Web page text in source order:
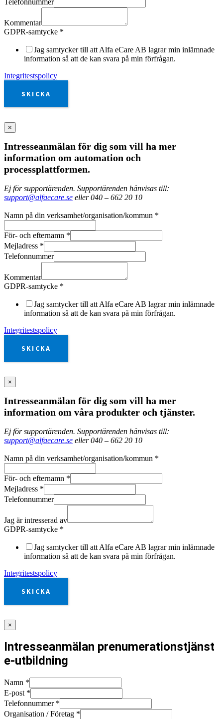
Kommentar
GDPR-samtycke *
Jag samtycker till att Alfa eCare AB lagrar min inlämnade
information så att de kan svara på min förfrågan.
Integritestspolicy
SKICKA
×
Intresseanmälan för dig som vill ha mer
information om automation och
processplattformen.
Ej för supportärenden. Supportärenden hänvisas till:
support@alfaecare.se eller 040 – 662 20 10
Namn på din verksamhet/organisation/kommun *
För- och efternamn *
Mejladress *
Telefonnummer
Kommentar
GDPR-samtycke *
Jag samtycker till att Alfa eCare AB lagrar min inlämnade
information så att de kan svara på min förfrågan.
Integritestspolicy
SKICKA
×
Intresseanmälan för dig som vill ha mer
information om våra produkter och tjänster.
Ej för supportärenden. Supportärenden hänvisas till:
support@alfaecare.se eller 040 – 662 20 10
Namn på din verksamhet/organisation/kommun *
För- och efternamn *
Mejladress *
Telefonnummer
Jag är intresserad av
GDPR-samtycke *
Jag samtycker till att Alfa eCare AB lagrar min inlämnade
information så att de kan svara på min förfrågan.
Integritestspolicy
SKICKA
×
Intresseanmälan prenumerationstjänst
e-utbildning
Namn *
E-post *
Telefonnummer *
Organisation / Företag *